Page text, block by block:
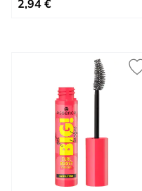
2,94 €